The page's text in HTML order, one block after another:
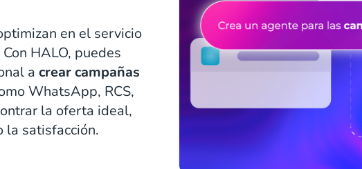
en el servicio
HALO, puedes
a crear campañas
WhatsApp, RCS,
la oferta ideal,
la satisfacción.